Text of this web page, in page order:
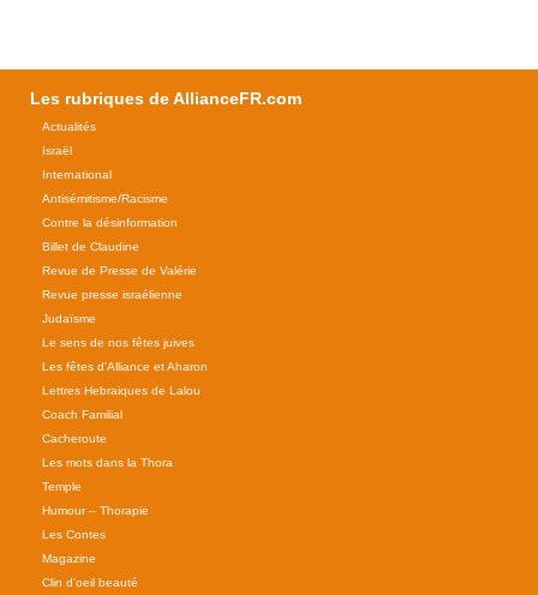
Les rubriques de AllianceFR.com
Actualités
Israël
International
Antisémitisme/Racisme
Contre la désinformation
Billet de Claudine
Revue de Presse de Valérie
Revue presse israélienne
Judaïsme
Le sens de nos fêtes juives
Les fêtes d'Alliance et Aharon
Lettres Hebraiques de Lalou
Coach Familial
Cacheroute
Les mots dans la Thora
Temple
Humour – Thorapie
Les Contes
Magazine
Clin d'oeil beauté